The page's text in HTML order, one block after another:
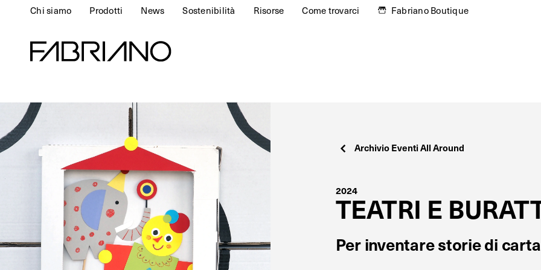
Chi siamo Prodotti News Sostenibilità Risorse Come trovarci Fabriano Boutique
Archivio Eventi All Around
2024
TEATRI E
Per inventare storie di carta